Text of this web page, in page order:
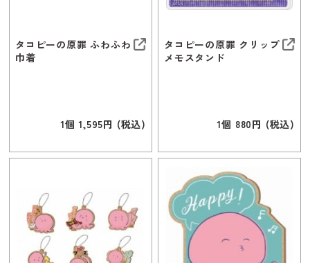
タコピーの原罪 ふわふわ
巾着
1個 1,595円 (税込)
タコピーの原罪 クリップ
メモスタンド
1個 880円 (税込)